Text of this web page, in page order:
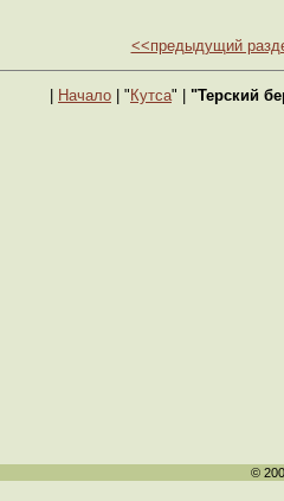
<<предыдущий
Начало | " Кутса" | "Терский
©